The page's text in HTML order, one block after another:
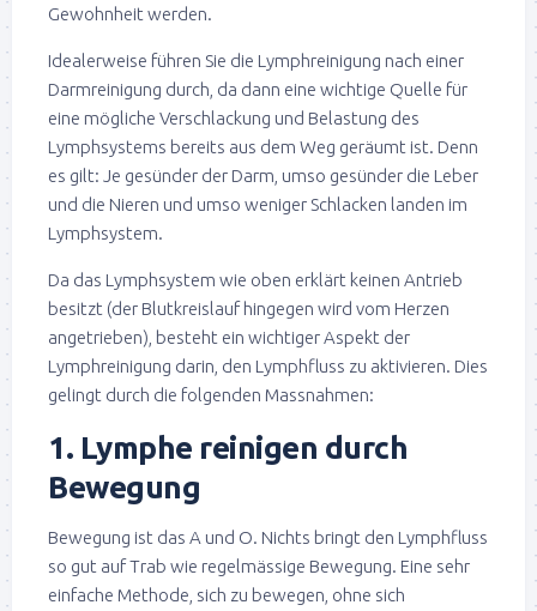
Gewohnheit werden.
Idealerweise führen Sie die Lymphreinigung nach einer
Darmreinigung durch, da dann eine wichtige Quelle für
eine mögliche Verschlackung und Belastung des
Lymphsystems bereits aus dem Weg geräumt ist. Denn
es gilt: Je gesünder der Darm, umso gesünder die Leber
und die Nieren und umso weniger Schlacken landen im
Lymphsystem.
Da das Lymphsystem wie oben erklärt keinen Antrieb
besitzt (der Blutkreislauf hingegen wird vom Herzen
angetrieben), besteht ein wichtiger Aspekt der
Lymphreinigung darin, den Lymphfluss zu aktivieren. Dies
gelingt durch die folgenden Massnahmen:
1. Lymphe reinigen durch
Bewegung
Bewegung ist das A und O. Nichts bringt den Lymphfluss
so gut auf Trab wie regelmässige Bewegung. Eine sehr
einfache Methode, sich zu bewegen, ohne sich